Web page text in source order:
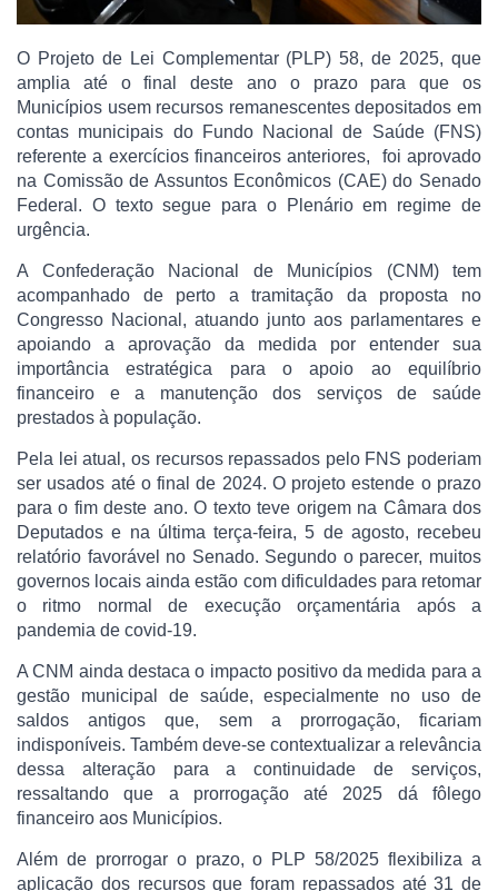
O Projeto de Lei Complementar (PLP) 58, de 2025, que
amplia até o final deste ano o prazo para que os
Municípios usem recursos remanescentes depositados em
contas municipais do Fundo Nacional de Saúde (FNS)
referente a exercícios financeiros anteriores, foi aprovado
na Comissão de Assuntos Econômicos (CAE) do Senado
Federal. O texto segue para o Plenário em regime de
urgência.
A Confederação Nacional de Municípios (CNM) tem
acompanhado de perto a tramitação da proposta no
Congresso Nacional, atuando junto aos parlamentares e
apoiando a aprovação da medida por entender sua
importância estratégica para o apoio ao equilíbrio
financeiro e a manutenção dos serviços de saúde
prestados à população.
Pela lei atual, os recursos repassados pelo FNS poderiam
ser usados até o final de 2024. O projeto estende o prazo
para o fim deste ano. O texto teve origem na Câmara dos
Deputados e na última terça-feira, 5 de agosto, recebeu
relatório favorável no Senado. Segundo o parecer, muitos
governos locais ainda estão com dificuldades para retomar
o ritmo normal de execução orçamentária após a
pandemia de covid-19.
A CNM ainda destaca o impacto positivo da medida para a
gestão municipal de saúde, especialmente no uso de
saldos antigos que, sem a prorrogação, ficariam
indisponíveis. Também deve-se contextualizar a relevância
dessa alteração para a continuidade de serviços,
ressaltando que a prorrogação até 2025 dá fôlego
financeiro aos Municípios.
Além de prorrogar o prazo, o PLP 58/2025 flexibiliza a
aplicação dos recursos que foram repassados até 31 de